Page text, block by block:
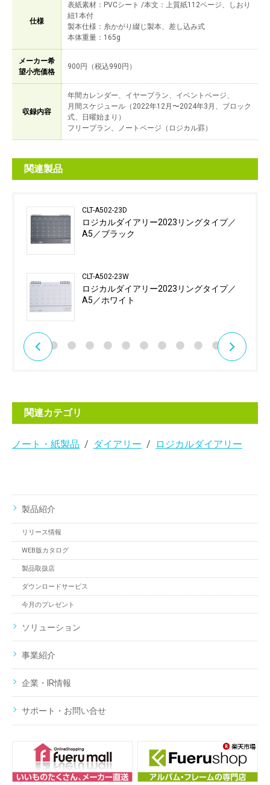
仕様
表紙素材：PVCシート /本文：上質紙112ページ、しおり
紐1本付
製本仕様：糸かがり綴じ製本、差し込み式
本体重量：165g
メーカー希
望小売価格
900円（税込990円）
収録内容
年間カレンダー、イヤープラン、イベントページ、
月間スケジュール（2022年12月〜2024年3月、ブロック
式、日曜始まり）
フリープラン、ノートページ（ロジカル罫）
関連製品
CLT-A502-23D
ロジカルダイアリー2023リングタイプ／
A5／ブラック
CLT-A502-23W
ロジカルダイアリー2023リングタイプ／
A5／ホワイト
関連カテゴリ
ノート・紙製品 ダイアリー ロジカルダイアリー
製品紹介
リリース情報
WEB版カタログ
製品取扱店
ダウンロードサービス
今月のプレゼント
ソリューション
事業紹介
企業・IR情報
サポート・お問い合せ